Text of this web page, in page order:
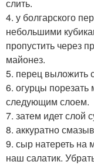
слить.
4. у болгарского
небольшими
пропустить через
майонез.
5. перец выложить
6. огурцы
следующим слоем.
7. затем идет слой
8. аккуратно
9. сыр натереть на
наш салатик.